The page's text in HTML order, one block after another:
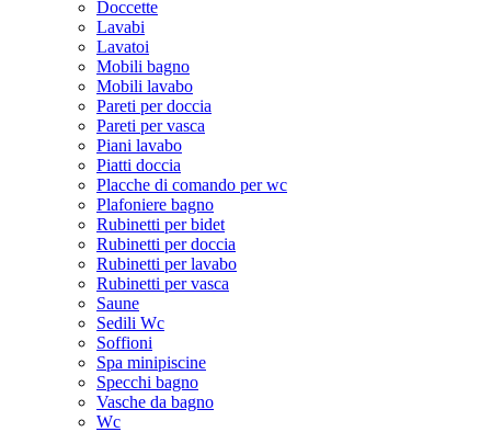
Doccette
Lavabi
Lavatoi
Mobili bagno
Mobili lavabo
Pareti per doccia
Pareti per vasca
Piani lavabo
Piatti doccia
Placche di comando per wc
Plafoniere bagno
Rubinetti per bidet
Rubinetti per doccia
Rubinetti per lavabo
Rubinetti per vasca
Saune
Sedili Wc
Soffioni
Spa minipiscine
Specchi bagno
Vasche da bagno
Wc